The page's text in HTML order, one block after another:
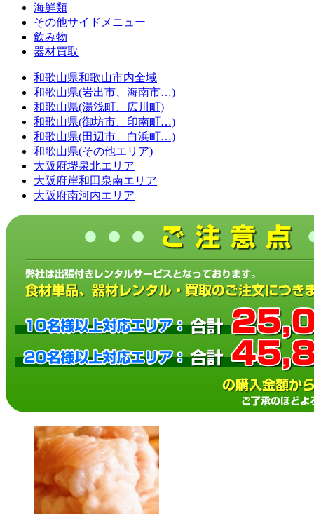
海鮮類
その他サイドメニュー
飲み物
器材買取
和歌山県和歌山市内全域
和歌山県(岩出市、海南市…)
和歌山県(湯浅町、広川町)
和歌山県(御坊市、印南町…)
和歌山県(田辺市、白浜町…)
和歌山県(その他エリア)
大阪府堺泉北エリア
大阪府岸和田泉南エリア
大阪府南河内エリア